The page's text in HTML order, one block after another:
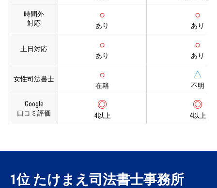
時間外
対応
○
あり
○
あり
土日対応 ○
あり
○
あり
女性司法書士 ○
在籍
△
不明
Google
口コミ評価
◎
4以上
◎
4以上
1位 たけまえ司法書士事務所